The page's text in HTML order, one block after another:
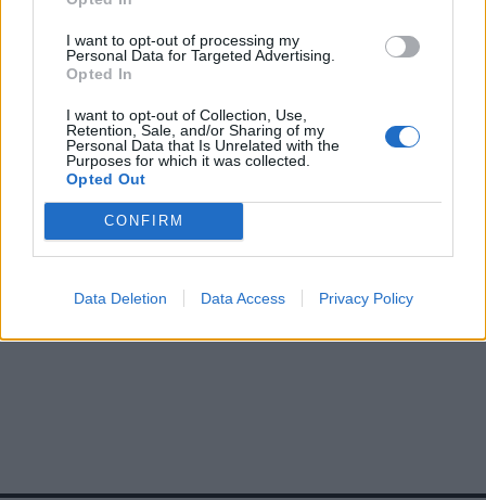
I want to opt-out of processing my
Personal Data for Targeted Advertising.
Opted In
I want to opt-out of Collection, Use,
Retention, Sale, and/or Sharing of my
Personal Data that Is Unrelated with the
Purposes for which it was collected.
Opted Out
CONFIRM
Data Deletion Data Access Privacy Policy